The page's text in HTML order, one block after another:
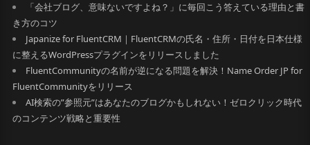
「会社ブログ、意味ないですよね？」に毎回こう答えている理由と書
き方のコツ
Japanize for FluentCRM｜FluentCRMの氏名・住所・日付を日本仕様
に整えるWordPressプラグインをリリースしました
FluentCommunityの名前が逆になる問題を解決！Name Order JP for
FluentCommunityをリリース
AI検索の”参照元”はあなたのブログかもしれない！ゼロクリック時代
のコンテンツ戦略と重要性